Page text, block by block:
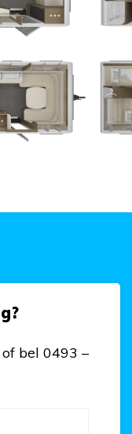
bel 0493 –